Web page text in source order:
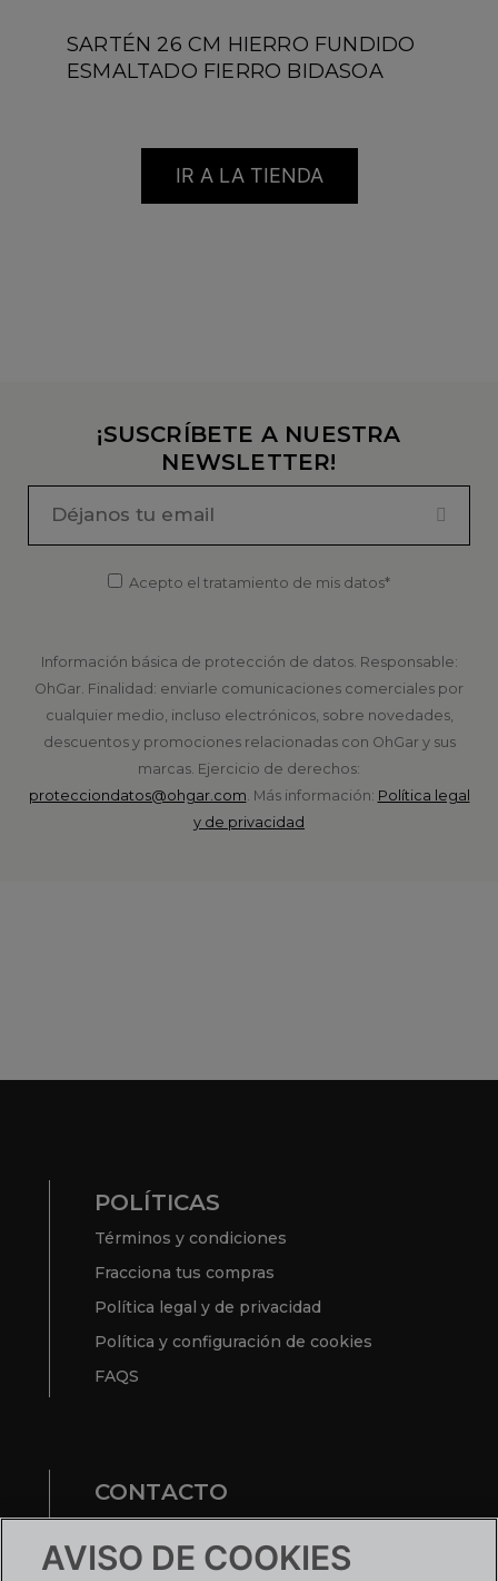
SARTÉN 26 CM HIERRO FUNDIDO
ESMALTADO FIERRO BIDASOA
IR A LA TIENDA
¡SUSCRÍBETE A NUESTRA
NEWSLETTER!
Acepto el tratamiento de mis datos*
Información básica de protección de datos. Responsable:
OhGar. Finalidad: enviarle comunicaciones comerciales por
cualquier medio, incluso electrónicos, sobre novedades,
descuentos y promociones relacionadas con OhGar y sus
marcas. Ejercicio de derechos:
protecciondatos@ohgar.com . Más información: Política legal
y de privacidad
POLÍTICAS
Términos y condiciones
Fracciona tus compras
Política legal y de privacidad
Política y configuración de cookies
FAQS
CONTACTO
Nuestras tiendas
AVISO DE COOKIES